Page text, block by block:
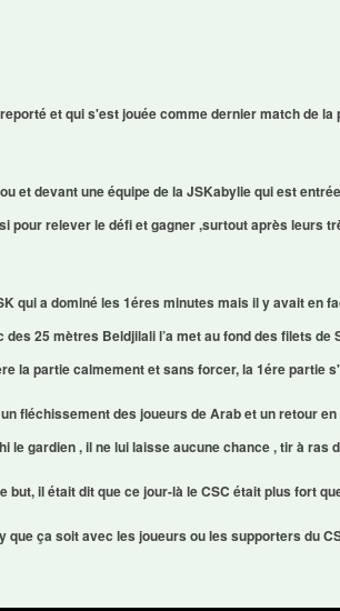
et qui s'est jouée comme dernier match de
et devant une équipe de la JSKabylie qui est
relever le défi et gagner ,surtout après leurs
qui a dominé les 1éres minutes mais il y avait en
25 mètres Beldjilali l’a met au fond des filets
la partie calmement et sans forcer, la 1ére partie
fléchissement des joueurs de Arab et un retour
gardien , il ne lui laisse aucune chance , tir à ras
il était dit que ce jour-là le CSC était plus fort
ça soit avec les joueurs ou les supporters du